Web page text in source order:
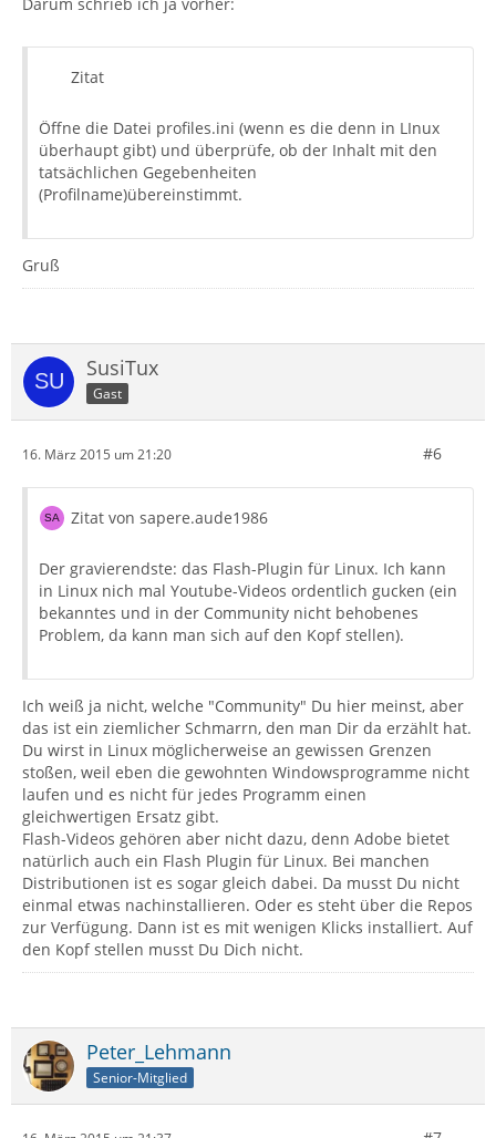
Zitat
Öffne die Datei profiles.ini (wenn es die denn in LInux
überhaupt gibt) und überprüfe, ob der Inhalt mit den
tatsächlichen Gegebenheiten
(Profilname)übereinstimmt.
Gruß
SusiTux
Gast
16. März 2015 um 21:20 #6
Zitat von sapere.aude1986
Der gravierendste: das Flash-Plugin für Linux. Ich kann
in Linux nich mal Youtube-Videos ordentlich gucken (ein
bekanntes und in der Community nicht behobenes
Problem, da kann man sich auf den Kopf stellen).
Ich weiß ja nicht, welche "Community" Du hier meinst, aber
das ist ein ziemlicher Schmarrn, den man Dir da erzählt hat.
Du wirst in Linux möglicherweise an gewissen Grenzen
stoßen, weil eben die gewohnten Windowsprogramme nicht
laufen und es nicht für jedes Programm einen
gleichwertigen Ersatz gibt.
Flash-Videos gehören aber nicht dazu, denn Adobe bietet
natürlich auch ein Flash Plugin für Linux. Bei manchen
Distributionen ist es sogar gleich dabei. Da musst Du nicht
einmal etwas nachinstallieren. Oder es steht über die Repos
zur Verfügung. Dann ist es mit wenigen Klicks installiert. Auf
den Kopf stellen musst Du Dich nicht.
Peter_Lehmann
Senior-Mitglied